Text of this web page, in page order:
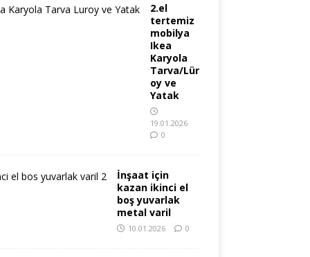
2.el
tertemiz
mobilya
Ikea
Karyola
Tarva/Lür
oy ve
Yatak
19.01.2026
0
İnşaat için
kazan ikinci el
boş yuvarlak
metal varil
10.01.2026 0